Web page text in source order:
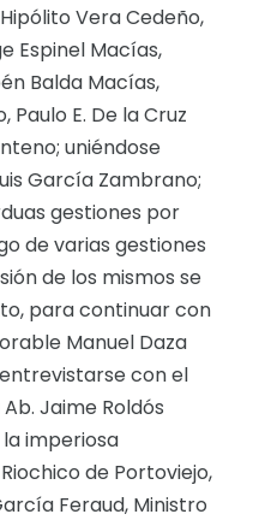
Vera Cedeño,
Espinel Macías,
Balda Macías,
E. De la Cruz
uniéndose
García Zambrano;
gestiones por
de varias gestiones
de los mismos se
para continuar con
Manuel Daza
con el
Jaime Roldós
imperiosa
de Portoviejo,
Feraud, Ministro